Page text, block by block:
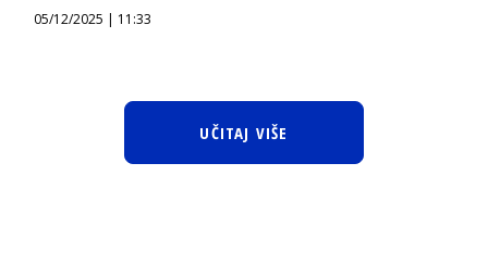
05/12/2025 | 11:33
UČITAJ VIŠE